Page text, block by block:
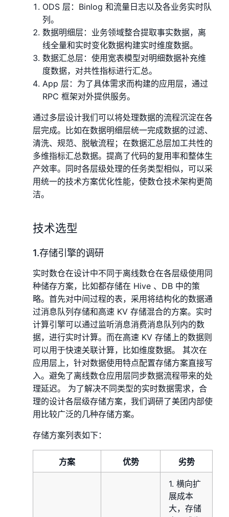
ODS 层：Binlog 和流量日志以及各业务实时队
列。
数据明细层：业务领域整合提取事实数据，离
线全量和实时变化数据构建实时维度数据。
数据汇总层：使用宽表模型对明细数据补充维
度数据，对共性指标进行汇总。
App 层：为了具体需求而构建的应用层，通过
RPC 框架对外提供服务。
通过多层设计我们可以将处理数据的流程沉淀在各
层完成。比如在数据明细层统一完成数据的过滤、
清洗、规范、脱敏流程；在数据汇总层加工共性的
多维指标汇总数据。提高了代码的复用率和整体生
产效率。同时各层级处理的任务类型相似，可以采
用统一的技术方案优化性能，使数仓技术架构更简
洁。
技术选型
1.存储引擎的调研
实时数仓在设计中不同于离线数仓在各层级使用同
种储存方案，比如都存储在 Hive 、DB 中的策
略。首先对中间过程的表，采用将结构化的数据通
过消息队列存储和高速 KV 存储混合的方案。实时
计算引擎可以通过监听消息消费消息队列内的数
据，进行实时计算。而在高速 KV 存储上的数据则
可以用于快速关联计算，比如维度数据。 其次在
应用层上，针对数据使用特点配置存储方案直接写
入。避免了离线数仓应用层同步数据流程带来的处
理延迟。 为了解决不同类型的实时数据需求，合
理的设计各层级存储方案，我们调研了美团内部使
用比较广泛的几种存储方案。
存储方案列表如下：
方案 优势 劣势
1. 横向扩
展成本
大，存储